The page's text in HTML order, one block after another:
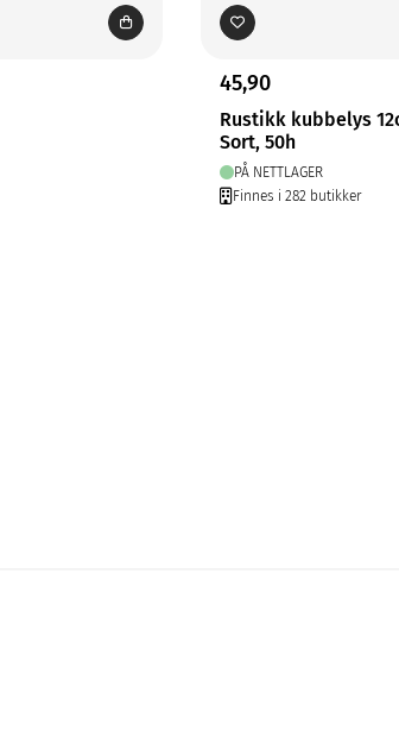
45,90
Rustikk kubbelys
Sort, 50h
PÅ NETTLAGER
Finnes i 282 butikker